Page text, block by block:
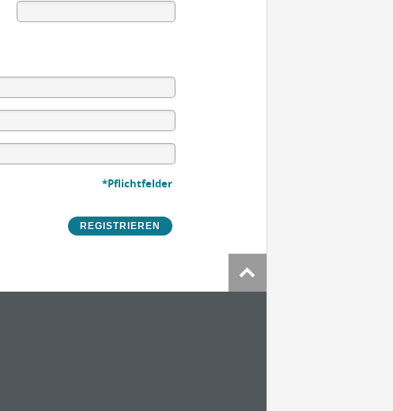
*Pflichtfelder